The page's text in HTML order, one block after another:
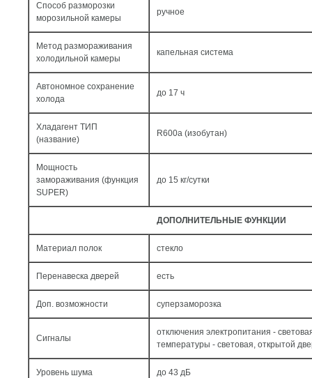
Способ разморозки
морозильной камеры
ручное
Метод размораживания
холодильной камеры
капельная система
Автономное сохранение
холода
до 17 ч
Хладагент ТИП
(название)
R600a (изобутан)
Мощность
замораживания (функция
SUPER)
до 15 кг/cутки
ДОПОЛНИТЕЛЬНЫЕ ФУНКЦИИ
Материал полок стекло
Перенавеска дверей есть
Доп. возможности суперзаморозка
Сигналы
отключения электропитания -
температуры - световая, открытой
Уровень шума до 43 дБ